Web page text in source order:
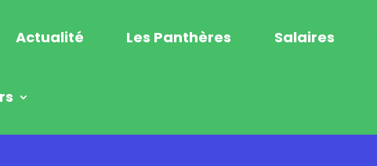
Actualité Les Panthères Salaires